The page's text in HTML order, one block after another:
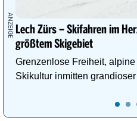
Lech Zürs – Skifahren im
größtem Skigebiet
Grenzenlose Freiheit,
Skikultur inmitten